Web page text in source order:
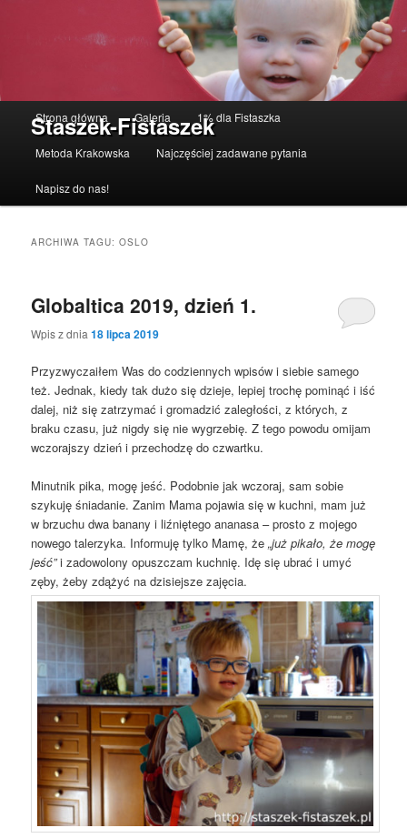
Staszek-Fistaszek
Przeskocz do tekstu
Przeskocz do widgetów
Strona główna Galeria 1% dla Fistaszka
Metoda Krakowska Najczęściej zadawane pytania
Napisz do nas!
ARCHIWA TAGU:OSLO
Globaltica 2019, dzień 1.
Wpis z dnia18 lipca 2019
Przyzwyczaiłem Was do codziennych wpisów i siebie samego
też. Jednak, kiedy tak dużo się dzieje, lepiej trochę pominąć i iść
dalej, niż się zatrzymać i gromadzić zaległości, z których, z
braku czasu, już nigdy się nie wygrzebię. Z tego powodu omijam
wczorajszy dzień i przechodzę do czwartku.
Minutnik pika, mogę jeść. Podobnie jak wczoraj, sam sobie
szykuję śniadanie. Zanim Mama pojawia się w kuchni, mam już
w brzuchu dwa banany i liźniętego ananasa – prosto z mojego
nowego talerzyka. Informuję tylko Mamę, że„już pikało, że mogę
jeść”i zadowolony opuszczam kuchnię. Idę się ubrać i umyć
zęby, żeby zdążyć na dzisiejsze zajęcia.